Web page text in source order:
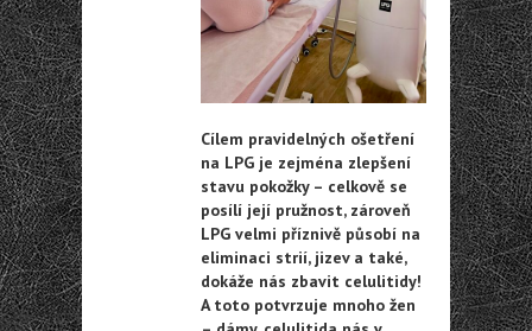
Cílem pravidelných ošetření
na LPG je zejména zlepšení
stavu pokožky – celkově se
posílí její pružnost, zároveň
LPG velmi příznivě působí na
eliminaci strií, jizev a také,
dokáže nás zbavit celulitidy!
A toto potvrzuje mnoho žen